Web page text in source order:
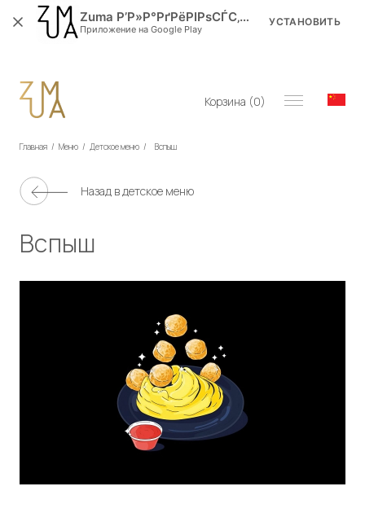
Корзина (0)
Главная / Меню / Детское меню / Вспыш
Назад вдетское меню
Вспыш
Zuma Р’Р»Р°РґРёРІРѕСЃС‚РѕРє
Приложение на Google Play
УСТАНОВИТЬ